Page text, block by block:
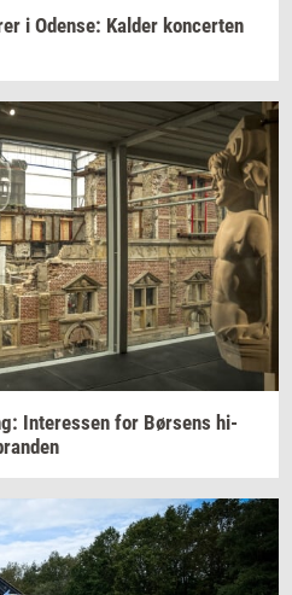
i Oden­se: Kal­der kon­cer­ten
In­ter­es­sen for Bør­sens hi­